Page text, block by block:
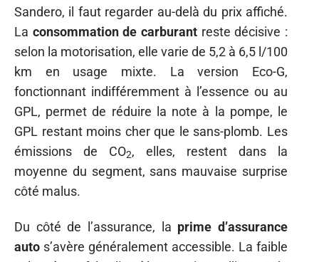
Sandero, il faut regarder au-delà du prix affiché.
La consommation de carburant reste décisive :
selon la motorisation, elle varie de 5,2 à 6,5 l/100
km en usage mixte. La version Eco-G,
fonctionnant indifféremment à l’essence ou au
GPL, permet de réduire la note à la pompe, le
GPL restant moins cher que le sans-plomb. Les
émissions de CO2, elles, restent dans la
moyenne du segment, sans mauvaise surprise
côté malus.
Du côté de l’assurance, la prime d’assurance
auto s’avère généralement accessible. La faible